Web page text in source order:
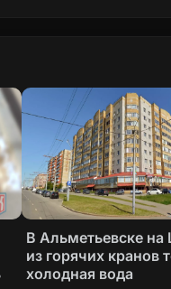
В Альметьевске на
из горячих кранов
холодная вода